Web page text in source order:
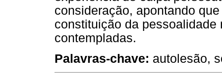
consideração, apontando
constituição da
contempladas.
Palavras-chave: autolesão,